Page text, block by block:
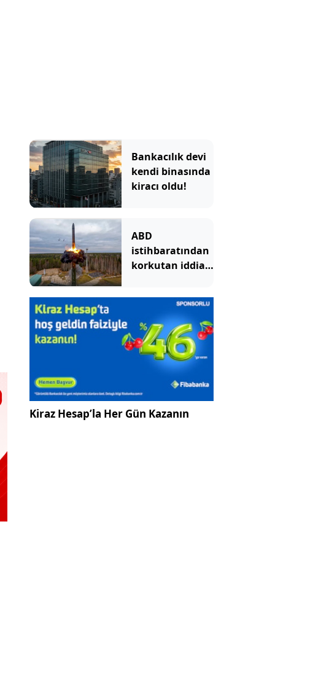
Bankacılık devi
kendi binasında
kiracı oldu!
ABD
istihbaratından
korkutan iddia:
Avrupa kentine
saldırmayı
deneyecek
Kiraz Hesap’la Her Gün Kazanın